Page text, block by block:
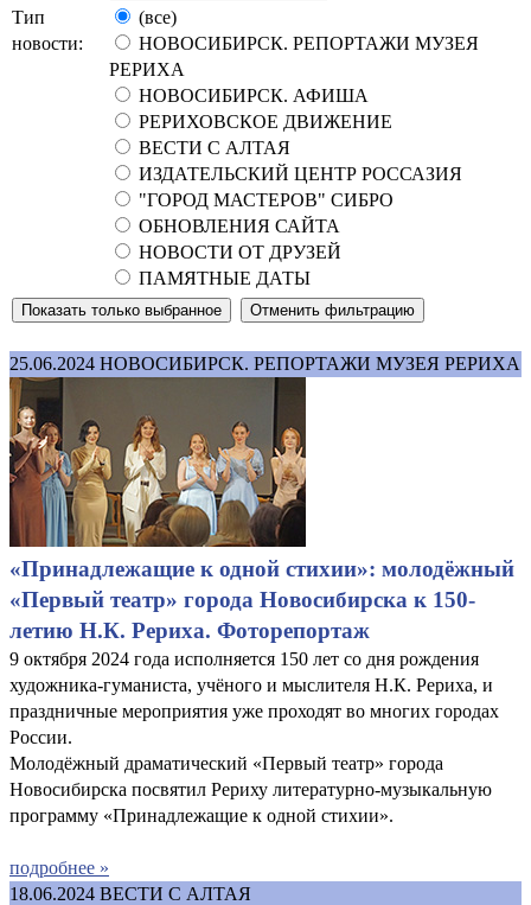
Тип
новости:
(все)
НОВОСИБИРСК. РЕПОРТАЖИ МУЗЕЯ
РЕРИХА
НОВОСИБИРСК. АФИША
РЕРИХОВСКОЕ ДВИЖЕНИЕ
ВЕСТИ С АЛТАЯ
ИЗДАТЕЛЬСКИЙ ЦЕНТР РОССАЗИЯ
"ГОРОД МАСТЕРОВ" СИБРО
ОБНОВЛЕНИЯ САЙТА
НОВОСТИ ОТ ДРУЗЕЙ
ПАМЯТНЫЕ ДАТЫ
25.06.2024 НОВОСИБИРСК. РЕПОРТАЖИ МУЗЕЯ РЕРИХА
«Принадлежащие к одной стихии»: молодёжный
«Первый театр» города Новосибирска к 150-
летию Н.К. Рериха. Фоторепортаж
9 октября 2024 года исполняется 150 лет со дня рождения
художника-гуманиста, учёного и мыслителя Н.К. Рериха, и
праздничные мероприятия уже проходят во многих городах
России.
Молодёжный драматический «Первый театр» города
Новосибирска посвятил Рериху литературно-музыкальную
программу «Принадлежащие к одной стихии».
подробнее »
18.06.2024 ВЕСТИ С АЛТАЯ